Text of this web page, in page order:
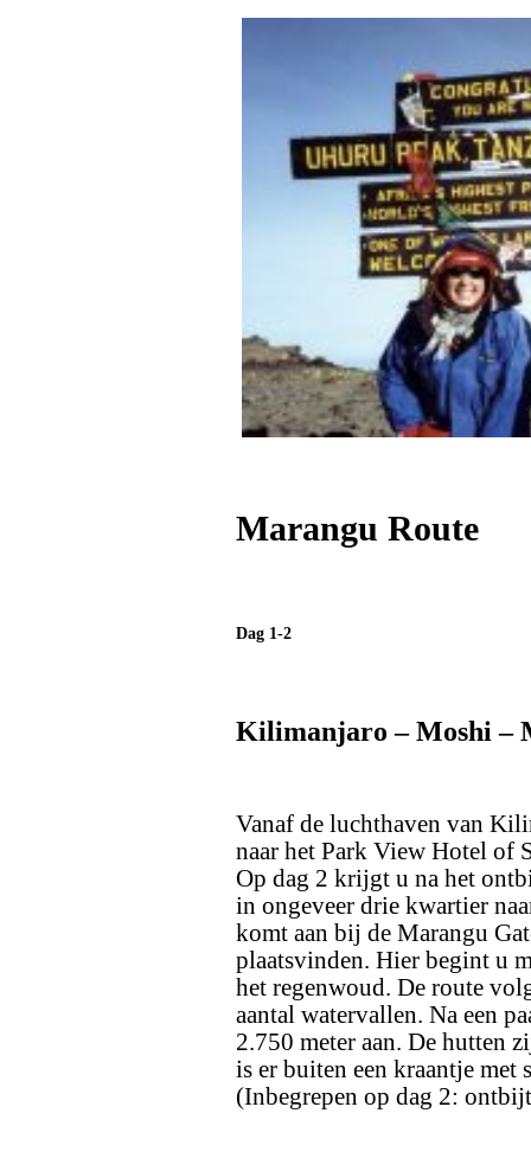
Marangu Route
Dag 1-2
Kilimanjaro – Moshi –
Vanaf de luchthaven van
naar het Park View Hotel of
Op dag 2 krijgt u na het
in ongeveer drie kwartier
komt aan bij de Marangu
plaatsvinden. Hier begint u
het regenwoud. De route
aantal watervallen. Na een
2.750 meter aan. De hutten
is er buiten een kraantje
(Inbegrepen op dag 2: